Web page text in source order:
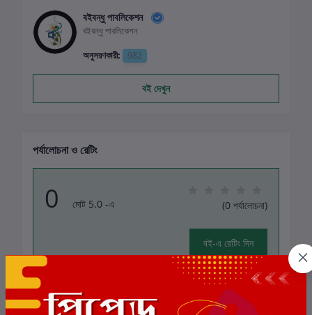
বইবন্ধু পাবলিকেশন
বইবন্ধু পাবলিকেশন
অনুসরণকারী:
982
বই দেখুন
পর্যালোচনা ও রেটিং
0 মোট 5.0 -এ (0 পর্যালোচনা)
বই-এ রেটিং দিন
এই বইয়ের জন্য এখনও কোন পর্যালোচনা নেই